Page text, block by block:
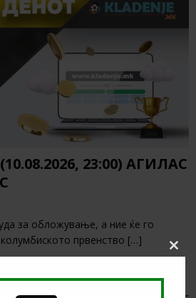
23:00) АГИЛАС
за обложување, а ние ќе го
првенство […]